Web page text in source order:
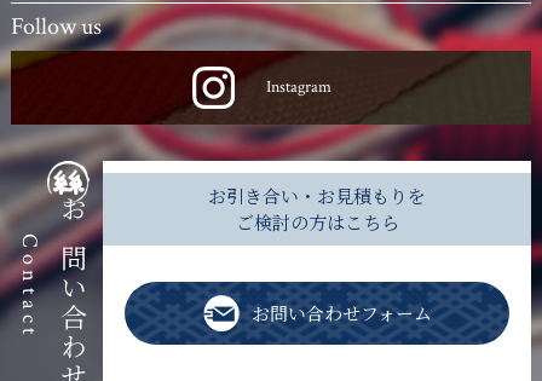
Follow us
Instagram
お問い合わせ
Contact
お引き合い・お見積もりを
ご検討の方はこちら
お問い合わせフォーム